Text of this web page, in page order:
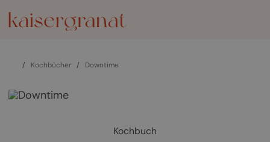
/ Kochbücher / Downtime
Kochbuch